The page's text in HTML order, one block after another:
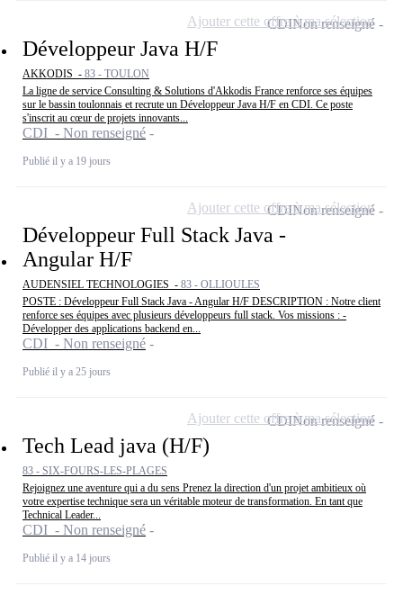
Développeur Java H/F
AKKODIS - 83 - TOULON
La ligne de service Consulting & Solutions d'Akkodis France renforce ses équipes
sur le bassin toulonnais et recrute un Développeur Java H/F en CDI. Ce poste
s'inscrit au cœur de projets innovants...
CDI - Non renseigné
Publié il y a 19 jours
CDINon renseigné
Ajouter cette offre à ma sélection
Développeur Full Stack Java -
Angular H/F
AUDENSIEL TECHNOLOGIES - 83 - OLLIOULES
POSTE : Développeur Full Stack Java - Angular H/F DESCRIPTION : Notre client
renforce ses équipes avec plusieurs développeurs full stack. Vos missions : -
Développer des applications backend en...
CDI - Non renseigné
Publié il y a 25 jours
CDINon renseigné
Ajouter cette offre à ma sélection
Tech Lead java (H/F)
83 - SIX-FOURS-LES-PLAGES
Rejoignez une aventure qui a du sens Prenez la direction d'un projet ambitieux où
votre expertise technique sera un véritable moteur de transformation. En tant que
Technical Leader...
CDI - Non renseigné
Publié il y a 14 jours
CDINon renseigné
Ajouter cette offre à ma sélection